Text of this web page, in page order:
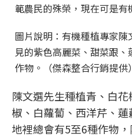
範農民的殊榮，現在可是有
圖片說明：有機種植專家
見的紫色高麗菜、甜菜跟
作物。（傑森整合行銷提供）
陳文選先生種植青、白
椒、白蘿蔔、西洋芹、
地裡總會有5至6種作物